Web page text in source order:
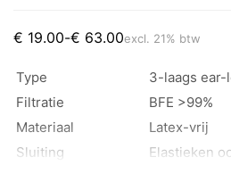
€ 19.00-€ 63.00
Prijsklasse:
tot
€ 63.00
excl. 21% btw
Type
3-laags ear-
Filtratie
BFE >99%
Materiaal
Latex-vrij
Sluiting
Elastieken